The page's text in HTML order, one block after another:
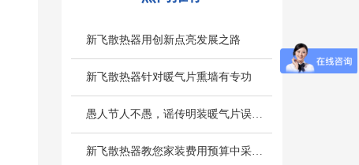
铜铝85X85 棱镜系列暖气片
新飞散热器用创新点亮发展之路
新飞散热器针对暖气片熏墙有专功
愚人节人不愚，谣传明装暖气片误区别轻信
新飞散热器教您家装费用预算中采暖设备造价怎么计算